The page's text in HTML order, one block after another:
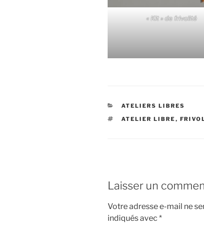
« Kit » de frivolité
CATÉGORIES
ATELIERS LIBRES
ÉTIQUETTES
ATELIER LIBRE ,
Laisser un
Votre adresse e-mail ne
indiqués avec *